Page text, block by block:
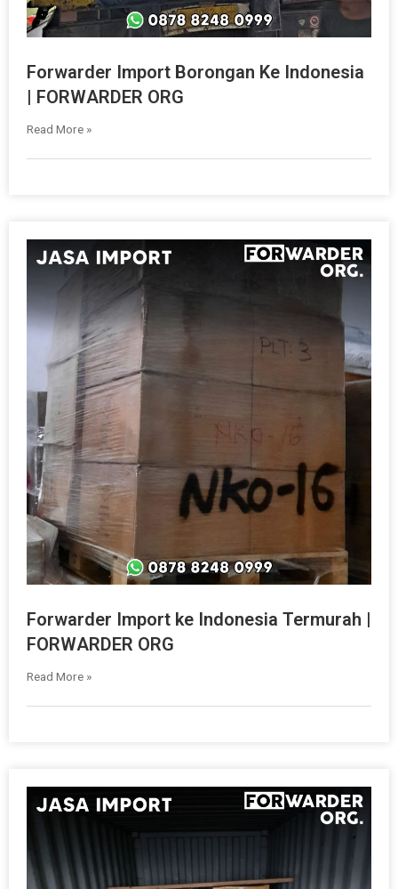
Forwarder Import Borongan Ke Indonesia
| FORWARDER ORG
Read More »
Forwarder Import ke Indonesia Termurah |
FORWARDER ORG
Read More »